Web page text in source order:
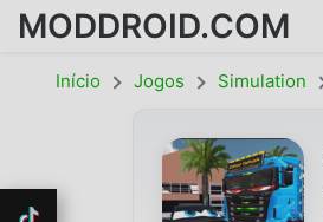
MODDROID.COM
Início Jogos Simulation